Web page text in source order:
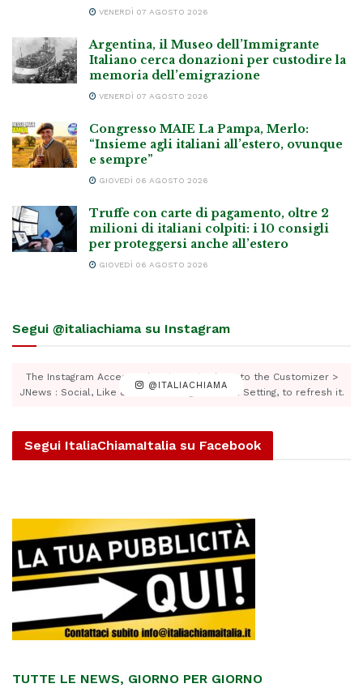
VENERDÌ 07 AGOSTO 2026
Argentina, il Museo dell’Immigrante
Italiano cerca donazioni per custodire la
memoria dell’emigrazione
VENERDÌ 07 AGOSTO 2026
Congresso MAIE La Pampa, Merlo:
“Insieme agli italiani all’estero, ovunque
e sempre”
GIOVEDÌ 06 AGOSTO 2026
Truffe con carte di pagamento, oltre 2
milioni di italiani colpiti: i 10 consigli
per proteggersi anche all’estero
GIOVEDÌ 06 AGOSTO 2026
Segui @italiachiama su Instagram
@ITALIACHIAMA
The Instagram Access Token is expired, Go to the Customizer >
JNews : Social, Like & View > Instagram Feed Setting, to refresh it.
Segui ItaliaChiamaItalia su Facebook
TUTTE LE NEWS, GIORNO PER GIORNO